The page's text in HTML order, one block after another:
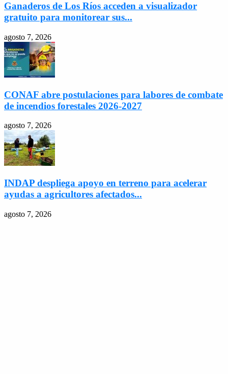
Ganaderos de Los Ríos acceden a visualizador
gratuito para monitorear sus...
agosto 7, 2026
CONAF abre postulaciones para labores de combate
de incendios forestales 2026-2027
agosto 7, 2026
INDAP despliega apoyo en terreno para acelerar
ayudas a agricultores afectados...
agosto 7, 2026